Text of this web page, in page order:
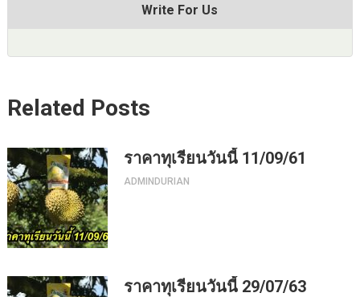
Write For Us
Related Posts
ราคาทุเรียนวันนี้ 11/09/61
ADMINDURIAN
ราคาทุเรียนวันนี้ 29/07/63